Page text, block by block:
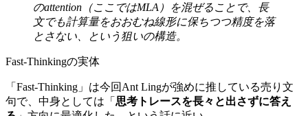
のattention（ここではMLA）を混ぜることで、長
文でも計算量をおおむね線形に保ちつつ精度を落
とさない、という狙いの構造。
Fast-Thinkingの実体
「Fast-Thinking」は今回Ant Lingが強めに推している売り文
句で、中身としては「 思考トレースを長々と出さずに答え